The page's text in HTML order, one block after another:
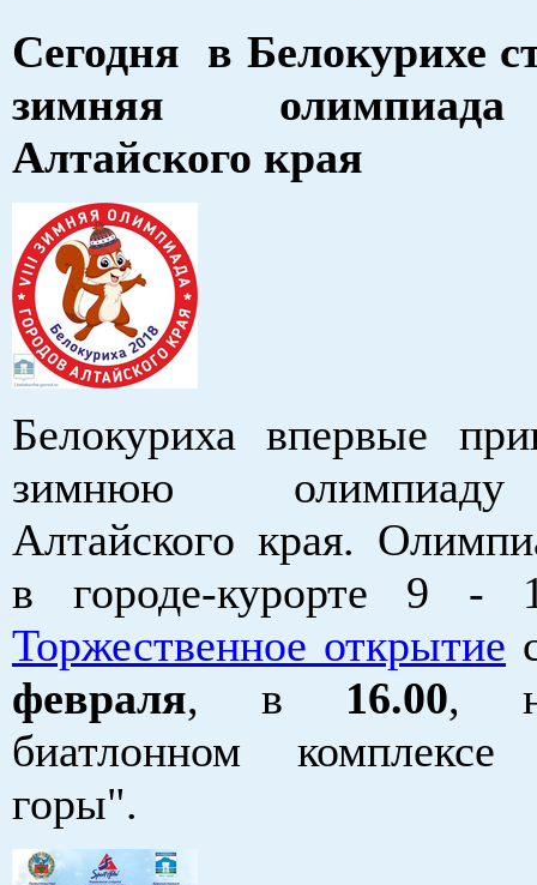
Сегодня в Белокурихе
зимняя
Алтайского края
Белокуриха впервые
зимнюю
Алтайского края.
в городе-курорте 9 -
Торжественное открытие
февраля, в 16.00,
биатлонном комплексе
горы".